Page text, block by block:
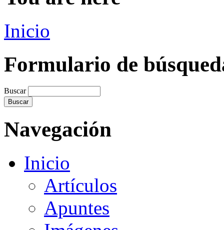
Inicio
Formulario de
Buscar
Navegación
Inicio
Artículos
Apuntes